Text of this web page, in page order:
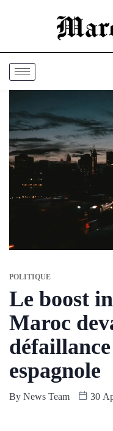
POLITIQUE
Le boost
Maroc
espagnole
By News Team 30